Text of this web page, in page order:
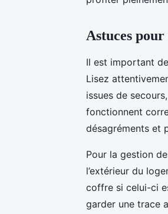
Astuces
Il est important
Lisez
issues de
fonctionnent
désagréments et
Pour la gestion
l’extérieur du
coffre si celui-ci
garder une trace